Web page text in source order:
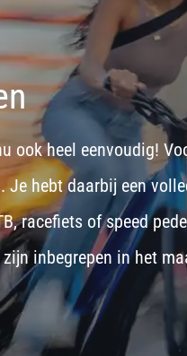
ook heel eenvoudig!
hebt daarbij een
,racefiets ofspeed
inbegrepen in het